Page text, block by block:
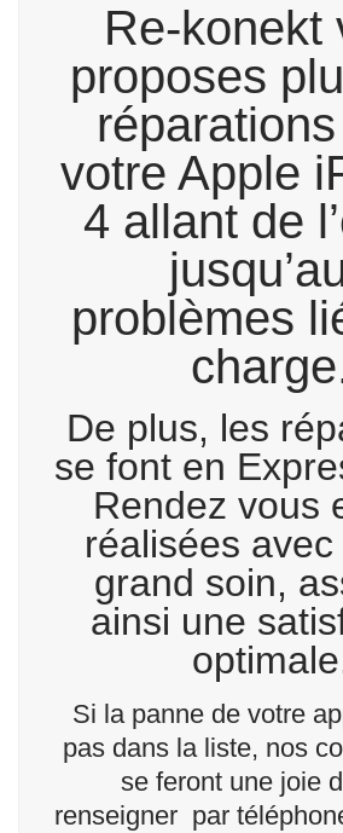
Re-konekt
proposes
votre Apple
4 allant de
problèmes
De plus, les
se font en
Rendez vous
réalisées
grand soin,
ainsi une
Si la panne de votre
pas dans la liste, nos
se feront une joie
renseigner par